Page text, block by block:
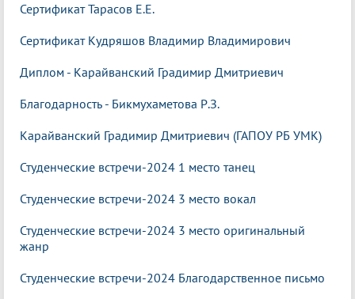
Сертификат Тарасов Е.Е.
Сертификат Кудряшов Владимир Владимирович
Диплом - Карайванский Градимир Дмитриевич
Благодарность - Бикмухаметова Р.З.
Карайванский Градимир Дмитриевич (ГАПОУ РБ УМК)
Студенческие встречи-2024 1 место танец
Студенческие встречи-2024 3 место вокал
Студенческие встречи-2024 3 место оригинальный
жанр
Студенческие встречи-2024 Благодарственное письмо